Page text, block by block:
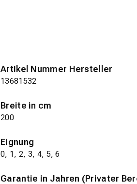
Artikel Nummer Hersteller
13681532
Breite in cm
200
Eignung
0, 1, 2, 3, 4, 5, 6
Garantie in Jahren (Privater